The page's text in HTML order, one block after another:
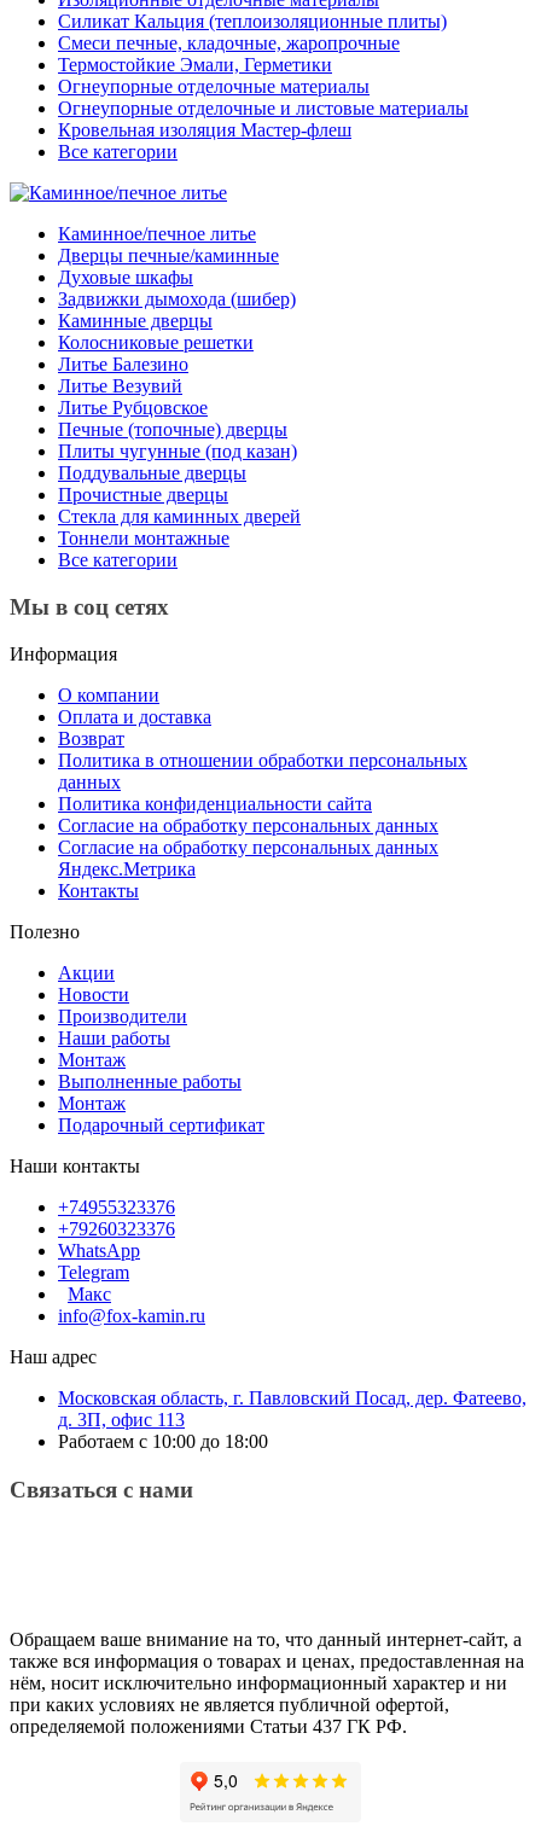
Силикат Кальция (теплоизоляционные плиты)
Смеси печные, кладочные, жаропрочные
Термостойкие Эмали, Герметики
Огнеупорные отделочные материалы
Огнеупорные отделочные и листовые материалы
Кровельная изоляция Мастер-флеш
Все категории
Каминное/печное литье
Дверцы печные/каминные
Духовые шкафы
Задвижки дымохода (шибер)
Каминные дверцы
Колосниковые решетки
Литье Балезино
Литье Везувий
Литье Рубцовское
Печные (топочные) дверцы
Плиты чугунные (под казан)
Поддувальные дверцы
Прочистные дверцы
Стекла для каминных дверей
Тоннели монтажные
Все категории
Мы в соц сетях
Информация
О компании
Оплата и доставка
Возврат
Политика в отношении обработки персональных
данных
Политика конфиденциальности сайта
Согласие на обработку персональных данных
Согласие на обработку персональных данных
Яндекс.Метрика
Контакты
Полезно
Акции
Новости
Производители
Наши работы
Монтаж
Выполненные работы
Монтаж
Подарочный сертификат
Наши контакты
+74955323376
+79260323376
WhatsApp
Telegram
Макс
info@fox-kamin.ru
Наш адрес
Московская область, г. Павловский Посад, дер. Фатеево,
д. 3П, офис 113
Работаем с 10:00 до 18:00
Связаться с нами
Обращаем ваше внимание на то, что данный интернет-сайт, а
также вся информация о товарах и ценах, предоставленная на
нём, носит исключительно информационный характер и ни
при каких условиях не является публичной офертой,
определяемой положениями Статьи 437 ГК РФ.